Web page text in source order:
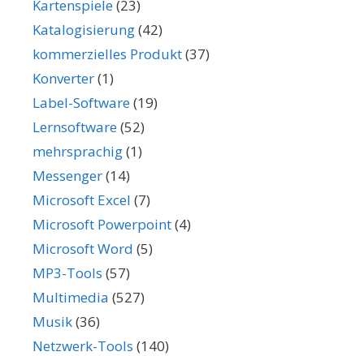
Kartenspiele(23)
Katalogisierung(42)
kommerzielles Produkt(37)
Konverter(1)
Label-Software(19)
Lernsoftware(52)
mehrsprachig(1)
Messenger(14)
Microsoft Excel (7)
Microsoft Powerpoint(4)
Microsoft Word (5)
MP3-Tools (57)
Multimedia (527)
Musik(36)
Netzwerk-Tools (140)